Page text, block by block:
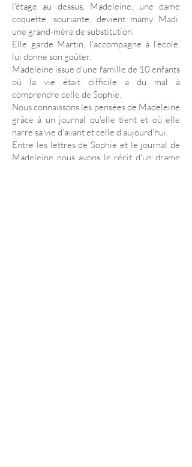
l'étage au dessus, Madeleine, une dame
coquette, souriante, devient mamy Madi,
une grand-mère de substitution.
Elle garde Martin, l'accompagne à l'école,
lui donne son goûter.
Madeleine issue d'une famille de 10 enfants
où la vie était difficile a du mal à
comprendre celle de Sophie.
Nous connaissons les pensées de Madeleine
grâce à un journal qu'elle tient et où elle
narre sa vie d'avant et celle d'aujourd'hui.
Entre les lettres de Sophie et le journal de
Madeleine nous avons le récit d'un drame